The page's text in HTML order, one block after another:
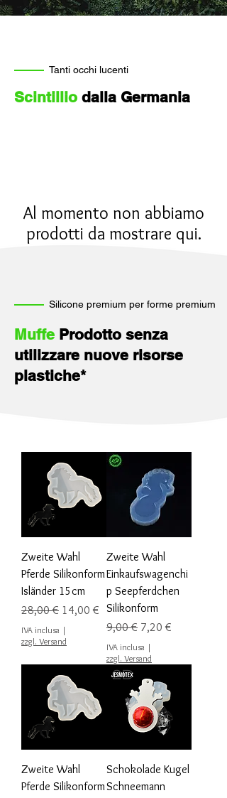
Tanti occhi lucenti
Scintillio dalla Germania
Al momento non abbiamo
prodotti da mostrare qui.
Silicone premium per forme premium
Muffe Prodotto senza
utilizzare nuove risorse
plastiche*
Zweite Wahl
Pferde Silikonform
Isländer 15cm
Prezzo regolare
28,00 € Prezzo scontato
14,00 €
IVA inclusa |
zzgl. Versand
Zweite Wahl
Einkaufswagenchi
p Seepferdchen
Silikonform
Prezzo regolare
9,00 € Prezzo scontato
7,20 €
IVA inclusa |
zzgl. Versand
Zweite Wahl
Pferde Silikonform
Schokolade Kugel
Schneemann